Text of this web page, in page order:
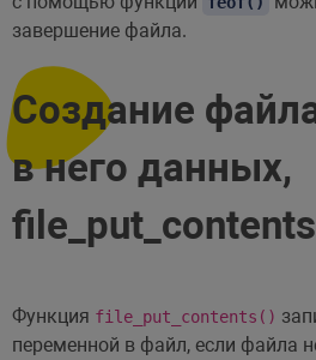
завершение файла.
Создание
в него данных,
Функция file_put_contents()
переменной в файл, если файла